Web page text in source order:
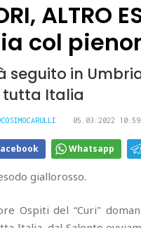
ALTRO
col
seguito in
tutta Italia
05.03.2022 10:59
Whatsapp
giallorosso.
Ospiti del “Curi"